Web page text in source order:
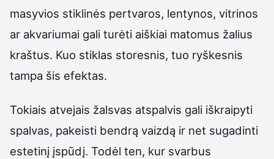
masyvios stiklinės pertvaros, lentynos, vitrinos
ar akvariumai gali turėti aiškiai matomus žalius
kraštus. Kuo stiklas storesnis, tuo ryškesnis
tampa šis efektas.
Tokiais atvejais žalsvas atspalvis gali iškraipyti
spalvas, pakeisti bendrą vaizdą ir net sugadinti
estetinį įspūdį. Todėl ten, kur svarbus